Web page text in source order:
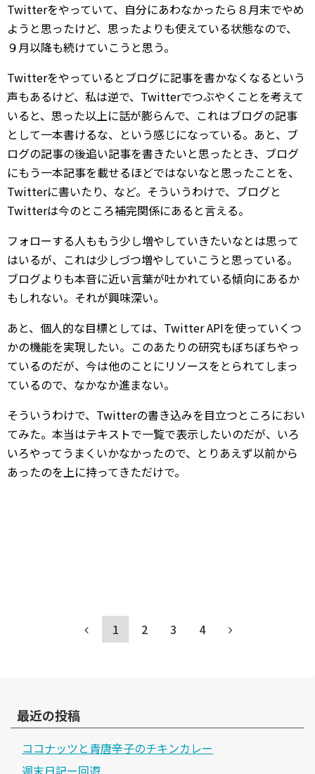
Twitterをやっていて、自分にあわなかったら８月末でやめ
ようと思ったけど、思ったよりも使えている状態なので、
９月以降も続けていこうと思う。
Twitterをやっているとブログに記事を書かなくなるという
声もあるけど、私は逆で、Twitterでつぶやくことを考えて
いると、思った以上に話が膨らんで、これはブログの記事
として一本書けるな、という感じになっている。あと、ブ
ログの記事の後追い記事を書きたいと思ったとき、ブログ
にもう一本記事を載せるほどではないなと思ったことを、
Twitterに書いたり、など。そういうわけで、ブログと
Twitterは今のところ補完関係にあると言える。
フォローする人ももう少し増やしていきたいなとは思って
はいるが、これは少しづつ増やしていこうと思っている。
ブログよりも本音に近い言葉が吐かれている傾向にあるか
もしれない。それが興味深い。
あと、個人的な目標としては、Twitter APIを使っていくつ
かの機能を実現したい。このあたりの研究もぼちぼちやっ
ているのだが、今は他のことにリソースをとられてしまっ
ているので、なかなか進まない。
そういうわけで、Twitterの書き込みを目立つところにおい
てみた。本当はテキストで一覧で表示したいのだが、いろ
いろやってうまくいかなかったので、とりあえず以前から
あったのを上に持ってきただけで。
1 2 3 4
最近の投稿
ココナッツと青唐辛子のチキンカレー
週末日記ー回遊